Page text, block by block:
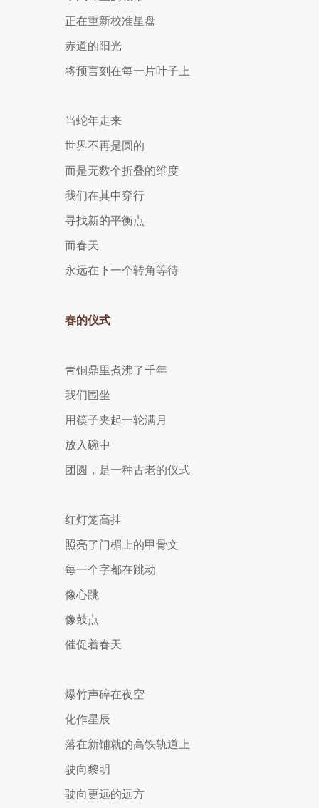
正在重新校准星盘
赤道的阳光
将预言刻在每一片叶子上
当蛇年走来
世界不再是圆的
而是无数个折叠的维度
我们在其中穿行
寻找新的平衡点
而春天
永远在下一个转角等待
春的仪式
青铜鼎里煮沸了千年
我们围坐
用筷子夹起一轮满月
放入碗中
团圆，是一种古老的仪式
红灯笼高挂
照亮了门楣上的甲骨文
每一个字都在跳动
像心跳
像鼓点
催促着春天
爆竹声碎在夜空
化作星辰
落在新铺就的高铁轨道上
驶向黎明
驶向更远的远方